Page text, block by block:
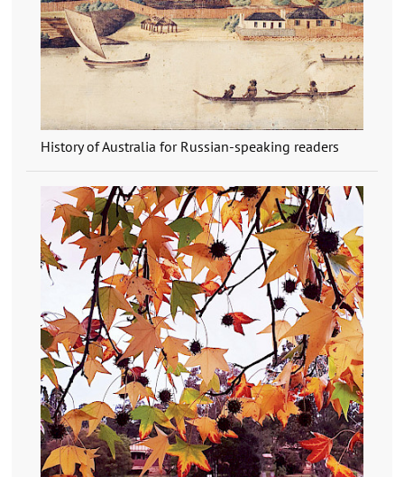
History of Australia for Russian-speaking readers